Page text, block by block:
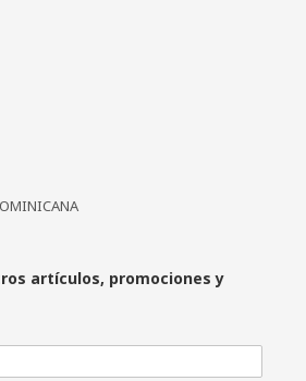
artículos, promociones y